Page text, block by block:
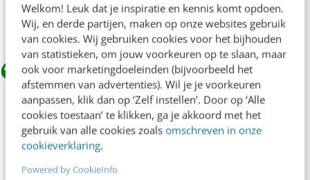
Welkom! Leuk dat je inspiratie en kennis komt opdoen.
Wij, en derde partijen, maken op onze websites gebruik
van cookies. Wij gebruiken cookies voor het bijhouden
van statistieken, om jouw voorkeuren op te slaan, maar
ook voor marketingdoeleinden (bijvoorbeeld het
afstemmen van advertenties). Wil je je voorkeuren
aanpassen, klik dan op ‘Zelf instellen’. Door op ‘Alle
cookies toestaan’ te klikken, ga je akkoord met het
gebruik van alle cookies zoals omschreven in onze
cookieverklaring.
Powered by CookieInfo
zonder er keihard op afgerekend te worden?
Zorg dat je de juiste mensen aanneemt:
mensen met lef, die positief en
hulpvaardig zijn ingesteld en ambitie